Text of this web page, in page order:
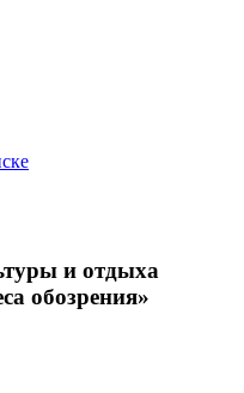
и отдыха
обозрения»